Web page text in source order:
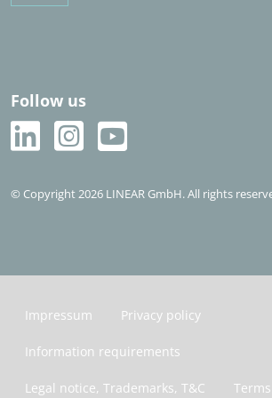
Follow us
© Copyright 2026 LINEAR GmbH. All rights
Impressum Privacy policy
Information requirements
Legal notice, Trademarks, T&C